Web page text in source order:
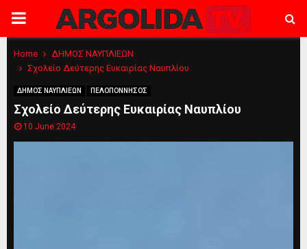
PRIMARY
MENU
Home
ΔΗΜΟΣ ΝΑΥΠΛΙΕΩΝ
Σχολείο Δεύτερης Ευκαιρίας Ναυπλίου
ΔΗΜΟΣ ΝΑΥΠΛΙΕΩΝ ΠΕΛΟΠΟΝΝΗΣΟΣ
Σχολείο Δεύτερης Ευκαιρίας Ναυπλίου
10 June 2024